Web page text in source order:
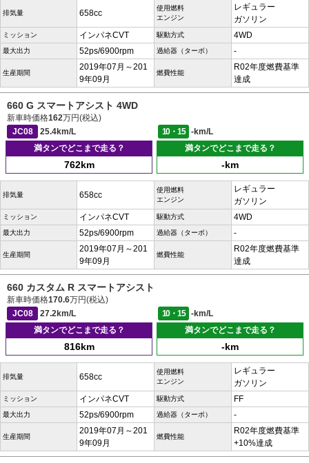
排気量 658cc
使用燃料
エンジン
レギュラー
ガソリン
ミッション インパネCVT 駆動方式 4WD
最大出力 52ps/6900rpm 過給器（ターボ） -
生産期間
2019年07月～201
9年09月
燃費性能
R02年度燃費基準
達成
660 G スマートアシスト 4WD
新車時価格162万円(税込)
JC08
25.4km/L 10・15
-km/L
満タンでどこまで走る？
762km
満タンでどこまで走る？
-km
排気量 658cc
使用燃料
エンジン
レギュラー
ガソリン
ミッション インパネCVT 駆動方式 4WD
最大出力 52ps/6900rpm 過給器（ターボ） -
生産期間
2019年07月～201
9年09月
燃費性能
R02年度燃費基準
達成
660 カスタム R スマートアシスト
新車時価格170.6万円(税込)
JC08
27.2km/L 10・15
-km/L
満タンでどこまで走る？
816km
満タンでどこまで走る？
-km
排気量 658cc
使用燃料
エンジン
レギュラー
ガソリン
ミッション インパネCVT 駆動方式 FF
最大出力 52ps/6900rpm 過給器（ターボ） -
生産期間
2019年07月～201
9年09月
燃費性能
R02年度燃費基準
+10%達成